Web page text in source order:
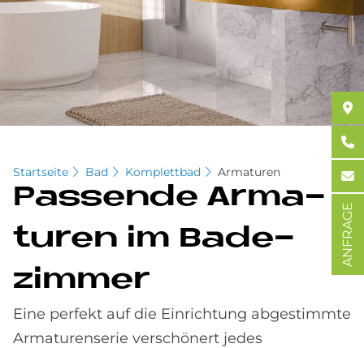
Startseite Bad Komplettbad Armaturen
Pas­sen­de Ar­ma­
tu­ren im Ba­de­
zim­mer
Eine perfekt auf die Einrichtung abgestimmte
Armaturenserie verschönert jedes
ANFRAGE